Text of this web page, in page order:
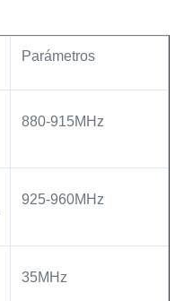
Parámetros
880-915MHz
925-960MHz
35MHz